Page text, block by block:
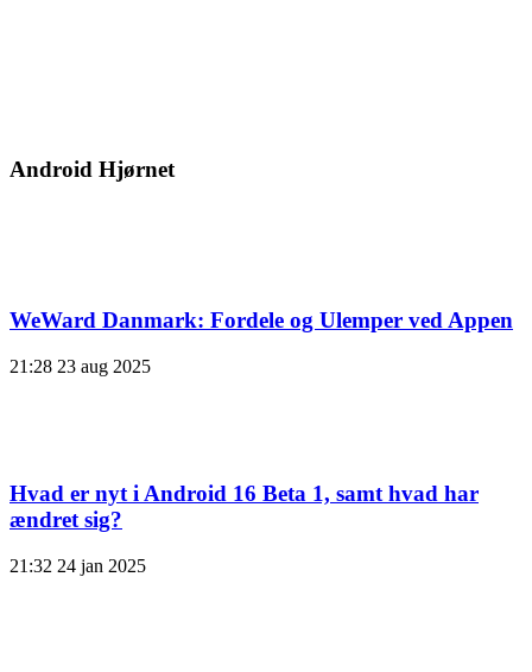
Android Hjørnet
WeWard Danmark: Fordele og Ulemper ved Appen
21:28 23 aug 2025
Hvad er nyt i Android 16 Beta 1, samt hvad har
ændret sig?
21:32 24 jan 2025